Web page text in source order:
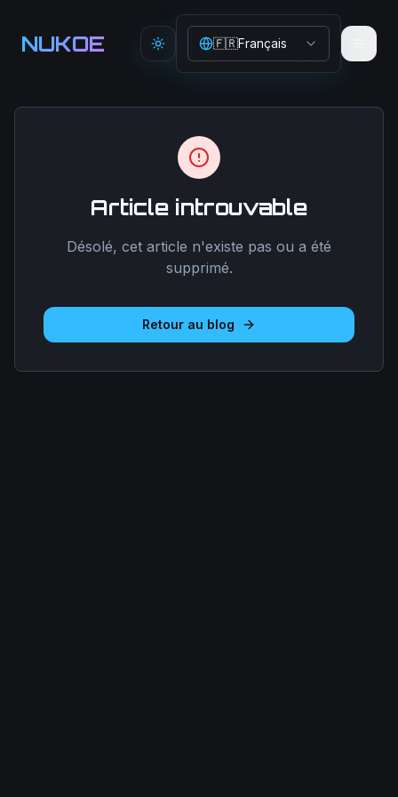
NUKOE Toggle theme
🇫🇷Français
Article introuvable
Désolé, cet article n'existe pas ou a été
supprimé.
Retour au blog